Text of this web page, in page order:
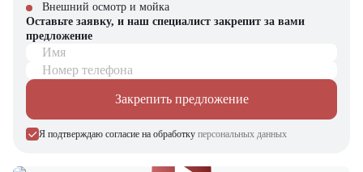
Внешний осмотр и мойка
Оставьте заявку, и наш специалист закрепит за вами
предложение
Имя
Номер телефона
Закрепить предложение
Я подтверждаю согласие на обработку персональных данных